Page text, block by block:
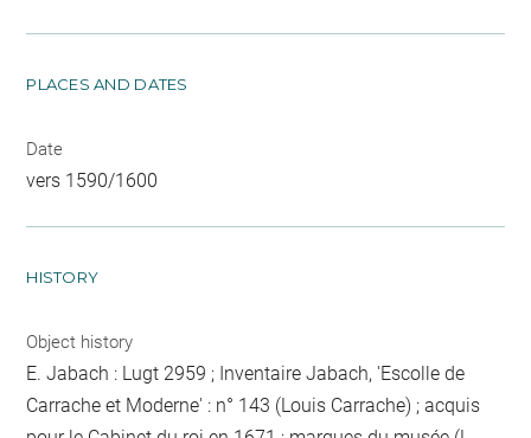
PLACES AND DATES
Date
vers 1590/1600
HISTORY
Object history
E. Jabach : Lugt 2959 ; Inventaire Jabach, 'Escolle de
Carrache et Moderne' : n° 143 (Louis Carrache) ; acquis